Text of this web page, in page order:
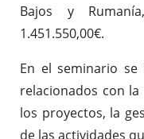
Bajos y
1.451.550,00€.
En el seminario se
relacionados con
los proyectos, la
de las actividades